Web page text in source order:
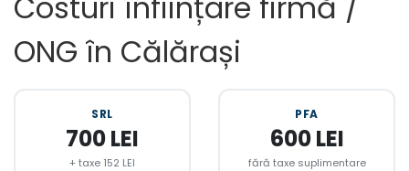
ONG în Călărași
SRL
700 LEI
+ taxe 152 LEI
PFA
600 LEI
fără taxe suplimentare